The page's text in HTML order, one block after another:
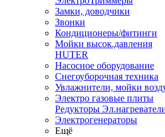
Замки, доводчики
Звонки
Кондиционеры/фитинги
Мойки высок.давления
HUTER
Насосное оборудование
Снегоуборочная техника
Увлажнители, мойки
Электро газовые плиты
Редукторы
Электрогенераторы
Ещё